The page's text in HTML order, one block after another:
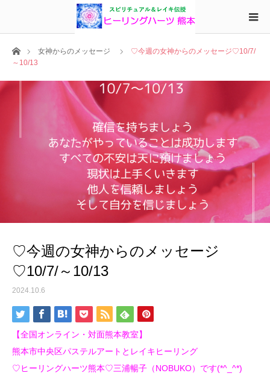
ホーム女神からのメッセージ
♡今週の女神からのメッセージ♡10/7/
～10/13
♡今週の女神からのメッセージ
♡10/7/～10/13
2024.10.6
【全国オンライン・対面熊本教室】
熊本市中央区パステルアートとレイキヒーリング
♡ヒーリングハーツ熊本♡三浦暢子（NOBUKO）です(*^_^*)